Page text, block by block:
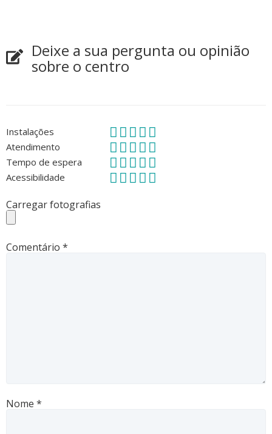
Deixe a sua pergunta ou opinião
sobre o centro
Instalações
Atendimento
Tempo de espera
Acessibilidade
Carregar fotografias
Comentário *
Nome *